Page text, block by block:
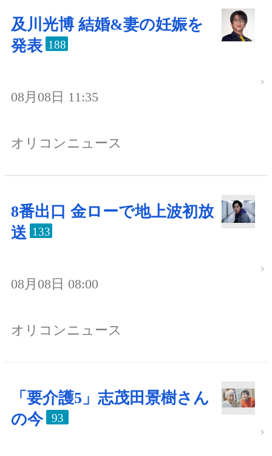
及川光博 結婚&妻の妊娠を
発表 188
08月08日 11:35
オリコンニュース
8番出口 金ローで地上波初放
送 133
08月08日 08:00
オリコンニュース
「要介護5」志茂田景樹さん
の今
93